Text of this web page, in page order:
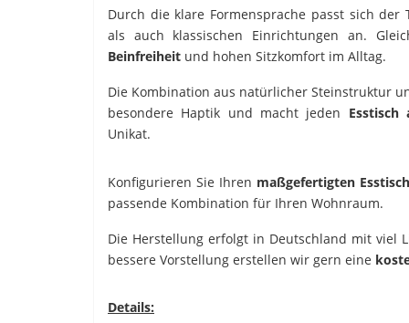
Durch die klare Formensprache passt sich der
als auch klassischen Einrichtungen an.
Beinfreiheit und hohen Sitzkomfort im Alltag.
Die Kombination aus natürlicher Steinstruktur
besondere Haptik und macht jeden Esstisch
Unikat.
Konfigurieren Sie Ihren maßgefertigten Esstisch
passende Kombination für Ihren Wohnraum.
Die Herstellung erfolgt in Deutschland mit viel
bessere Vorstellung erstellen wir gern eine
Details: